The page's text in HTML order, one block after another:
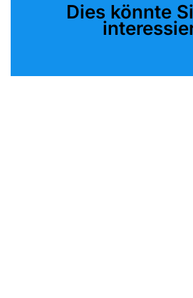
Dies könnte